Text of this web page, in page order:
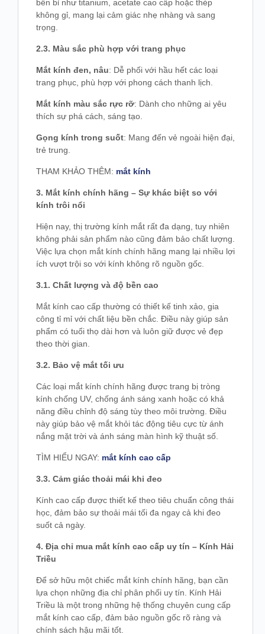
bền bỉ như titanium, acetate cao cấp hoặc thép
không gỉ, mang lại cảm giác nhẹ nhàng và sang
trọng.
2.3. Màu sắc phù hợp với trang phục
Mắt kính đen, nâu: Dễ phối với hầu hết các loại
trang phục, phù hợp với phong cách thanh lịch.
Mắt kính màu sắc rực rỡ: Dành cho những ai yêu
thích sự phá cách, sáng tạo.
Gọng kính trong suốt: Mang đến vẻ ngoài hiện đại,
trẻ trung.
THAM KHẢO THÊM: mắt kính
3. Mắt kính chính hãng – Sự khác biệt so với
kính trôi nổi
Hiện nay, thị trường kính mắt rất đa dạng, tuy nhiên
không phải sản phẩm nào cũng đảm bảo chất lượng.
Việc lựa chọn mắt kính chính hãng mang lại nhiều lợi
ích vượt trội so với kính không rõ nguồn gốc.
3.1. Chất lượng và độ bền cao
Mắt kính cao cấp thường có thiết kế tinh xảo, gia
công tỉ mỉ với chất liệu bền chắc. Điều này giúp sản
phẩm có tuổi thọ dài hơn và luôn giữ được vẻ đẹp
theo thời gian.
3.2. Bảo vệ mắt tối ưu
Các loại mắt kính chính hãng được trang bị tròng
kính chống UV, chống ánh sáng xanh hoặc có khả
năng điều chỉnh độ sáng tùy theo môi trường. Điều
này giúp bảo vệ mắt khỏi tác động tiêu cực từ ánh
nắng mặt trời và ánh sáng màn hình kỹ thuật số.
TÌM HIỂU NGAY: mắt kính cao cấp
3.3. Cảm giác thoải mái khi đeo
Kính cao cấp được thiết kế theo tiêu chuẩn công thái
học, đảm bảo sự thoải mái tối đa ngay cả khi đeo
suốt cả ngày.
4. Địa chỉ mua mắt kính cao cấp uy tín – Kính Hải
Triều
Để sở hữu một chiếc mắt kính chính hãng, bạn cần
lựa chọn những địa chỉ phân phối uy tín. Kính Hải
Triều là một trong những hệ thống chuyên cung cấp
mắt kính cao cấp, đảm bảo nguồn gốc rõ ràng và
chính sách hậu mãi tốt.